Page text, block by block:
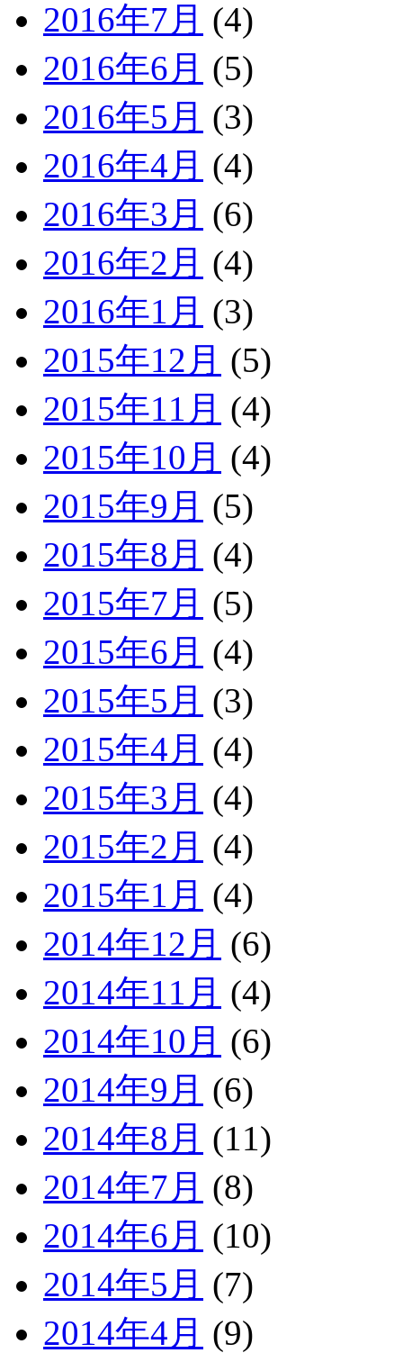
2016年7月 (4)
2016年6月 (5)
2016年5月 (3)
2016年4月 (4)
2016年3月 (6)
2016年2月 (4)
2016年1月 (3)
2015年12月 (5)
2015年11月 (4)
2015年10月 (4)
2015年9月 (5)
2015年8月 (4)
2015年7月 (5)
2015年6月 (4)
2015年5月 (3)
2015年4月 (4)
2015年3月 (4)
2015年2月 (4)
2015年1月 (4)
2014年12月 (6)
2014年11月 (4)
2014年10月 (6)
2014年9月 (6)
2014年8月 (11)
2014年7月 (8)
2014年6月 (10)
2014年5月 (7)
2014年4月 (9)